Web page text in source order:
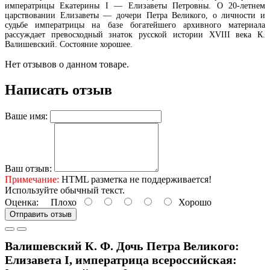
императрицы Екатерины I — Елизаветы Петровны. О 20-летнем
царствовании Елизаветы — дочери Петра Великого, о личности и
судьбе императрицы на базе богатейшего архивного материала
рассуждает превосходный знаток русской истории XVIII века К.
Валишевский. Состояние хорошее.
Нет отзывов о данном товаре.
Написать отзыв
Ваше имя:
Ваш отзыв:
Примечание: HTML разметка не поддерживается!
Используйте обычный текст.
Оценка: Плохо Хорошо
Отправить отзыв
Валишевский К. Ф. Дочь Петра Великого:
Елизавета I, императрица всероссийская: